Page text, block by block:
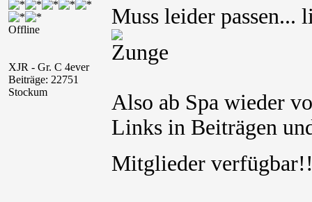
Offline
XJR - Gr. C 4ever
Beiträge: 22751
Stockum
Muss leider passen...
Also ab Spa wieder
Links in Beiträgen
Mitglieder